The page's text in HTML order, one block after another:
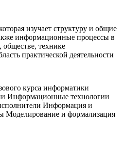
изучает структуру и общие
информационные процессы в
технике
практической деятельности
курса информатики
Информационные технологии
Информация и
Моделирование и формализация